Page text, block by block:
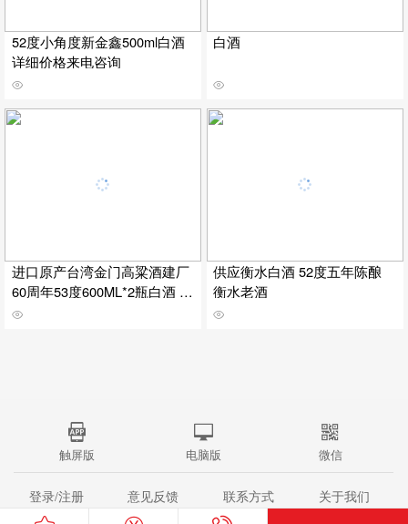
52度小角度新金鑫500ml白酒
详细价格来电咨询
白酒
进口原产台湾金门高粱酒建厂
60周年53度600ML*2瓶白酒 固
态发酵
供应衡水白酒 52度五年陈酿
衡水老酒
触屏版 电脑版 微信
登录/注册 意见反馈 联系方式
关于我们